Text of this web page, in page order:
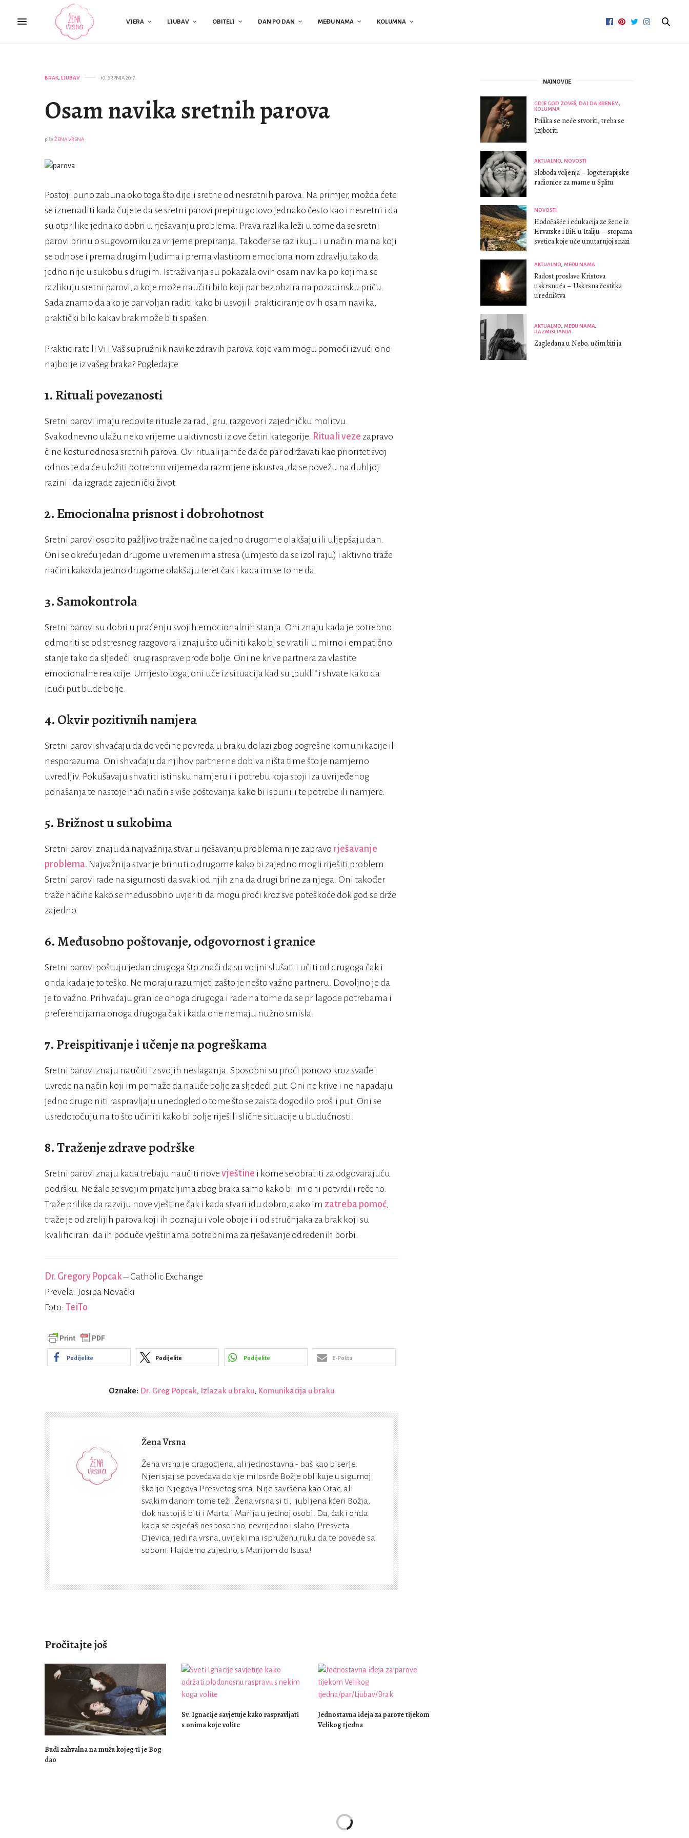
VJERA LJUBAV OBITELJ DAN PO DAN MEĐU NAMA KOLUMNA
BRAK, LJUBAV 10. SRPNJA 2017.
Osam navika sretnih parova
piše ŽENA VRSNA
Postoji puno zabuna oko toga što dijeli sretne od nesretnih parova. Na primjer, možda ćete
se iznenaditi kada čujete da se sretni parovi prepiru gotovo jednako često kao i nesretni i da
su otprilike jednako dobri u rješavanju problema. Prava razlika leži u tome da se sretni
parovi brinu o sugovorniku za vrijeme prepiranja. Također se razlikuju i u načinima na koji
se odnose i prema drugim ljudima i prema vlastitom emocionalnom zdravlju tako da
jedno nije u sukobu s drugim. Istraživanja su pokazala ovih osam navika po kojima se
razlikuju sretni parovi, a koje može naučiti bilo koji par bez obzira na pozadinsku priču.
Sada znamo da ako je par voljan raditi kako bi usvojili prakticiranje ovih osam navika,
praktički bilo kakav brak može biti spašen.
Prakticirate li Vi i Vaš supružnik navike zdravih parova koje vam mogu pomoći izvući ono
najbolje iz vašeg braka? Pogledajte.
1. Rituali povezanosti
Sretni parovi imaju redovite rituale za rad, igru, razgovor i zajedničku molitvu.
Svakodnevno ulažu neko vrijeme u aktivnosti iz ove četiri kategorije. Rituali veze zapravo
čine kostur odnosa sretnih parova. Ovi rituali jamče da će par održavati kao prioritet svoj
odnos te da će uložiti potrebno vrijeme da razmijene iskustva, da se povežu na dubljoj
razini i da izgrade zajednički život.
2. Emocionalna prisnost i dobrohotnost
Sretni parovi osobito pažljivo traže načine da jedno drugome olakšaju ili uljepšaju dan.
Oni se okreću jedan drugome u vremenima stresa (umjesto da se izoliraju) i aktivno traže
načini kako da jedno drugome olakšaju teret čak i kada im se to ne da.
3. Samokontrola
Sretni parovi su dobri u praćenju svojih emocionalnih stanja. Oni znaju kada je potrebno
odmoriti se od stresnog razgovora i znaju što učiniti kako bi se vratili u mirno i empatično
stanje tako da sljedeći krug rasprave prođe bolje. Oni ne krive partnera za vlastite
emocionalne reakcije. Umjesto toga, oni uče iz situacija kad su „pukli“ i shvate kako da
idući put bude bolje.
4. Okvir pozitivnih namjera
Sretni parovi shvaćaju da do većine povreda u braku dolazi zbog pogrešne komunikacije ili
nesporazuma. Oni shvaćaju da njihov partner ne dobiva ništa time što je namjerno
uvredljiv. Pokušavaju shvatiti istinsku namjeru ili potrebu koja stoji iza uvrijeđenog
ponašanja te nastoje naći način s više poštovanja kako bi ispunili te potrebe ili namjere.
5. Brižnost u sukobima
Sretni parovi znaju da najvažnija stvar u rješavanju problema nije zapravo rješavanje
problema. Najvažnija stvar je brinuti o drugome kako bi zajedno mogli riješiti problem.
Sretni parovi rade na sigurnosti da svaki od njih zna da drugi brine za njega. Oni također
traže načine kako se međusobno uvjeriti da mogu proći kroz sve poteškoće dok god se drže
zajedno.
6. Međusobno poštovanje, odgovornost i granice
Sretni parovi poštuju jedan drugoga što znači da su voljni slušati i učiti od drugoga čak i
onda kada je to teško. Ne moraju razumjeti zašto je nešto važno partneru. Dovoljno je da
je to važno. Prihvaćaju granice onoga drugoga i rade na tome da se prilagode potrebama i
preferencijama onoga drugoga čak i kada one nemaju nužno smisla.
7. Preispitivanje i učenje na pogreškama
Sretni parovi znaju naučiti iz svojih neslaganja. Sposobni su proći ponovo kroz svađe i
uvrede na način koji im pomaže da nauče bolje za sljedeći put. Oni ne krive i ne napadaju
jedno drugo niti raspravljaju unedogled o tome što se zaista dogodilo prošli put. Oni se
usredotočuju na to što učiniti kako bi bolje riješili slične situacije u budućnosti.
8. Traženje zdrave podrške
Sretni parovi znaju kada trebaju naučiti nove vještine i kome se obratiti za odgovarajuću
podršku. Ne žale se svojim prijateljima zbog braka samo kako bi im oni potvrdili rečeno.
Traže prilike da razviju nove vještine čak i kada stvari idu dobro, a ako im zatreba pomoć,
traže je od zrelijih parova koji ih poznaju i vole oboje ili od stručnjaka za brak koji su
kvalificirani da ih poduče vještinama potrebnima za rješavanje određenih borbi.
Dr. Gregory Popcak– Catholic Exchange
Prevela: Josipa Novački
Foto: TeiTo
Podijelite Podijelite Podijelite E-Pošta
Oznake: Dr. Greg Popcak, Izlazak u braku, Komunikacija u braku
Žena Vrsna
Žena vrsna je dragocjena, ali jednostavna - baš kao biserje.
Njen sjaj se povećava dok je milosrđe Božje oblikuje u sigurnoj
školjci Njegova Presvetog srca. Nije savršena kao Otac, ali
svakim danom tome teži. Žena vrsna si ti, ljubljena kćeri Božja,
dok nastojiš biti i Marta i Marija u jednoj osobi. Da, čak i onda
kada se osjećaš nesposobno, nevrijedno i slabo. Presveta
Djevica, jedina vrsna, uvijek ima ispruženu ruku da te povede sa
sobom. Hajdemo zajedno, s Marijom do Isusa!
Pročitajte još
Budi zahvalna na mužu kojeg ti je Bog
dao
Sv. Ignacije savjetuje kako raspravljati
s onima koje volite
Jednostavna ideja za parove tijekom
Velikog tjedna
NAJNOVIJE
GDJE GOD ZOVEŠ, DAJ DA KRENEM,
KOLUMNA
Prilika se neće stvoriti, treba se
(iz)boriti
AKTUALNO, NOVOSTI
Sloboda voljenja – logoterapijske
radionice za mame u Splitu
NOVOSTI
Hodočašće i edukacija ze žene iz
Hrvatske i BiH u Italiju – stopama
svetica koje uče unutarnjoj snazi
AKTUALNO, MEĐU NAMA
Radost proslave Kristova
uskrsnuća – Uskrsna čestitka
uredništva
AKTUALNO, MEĐU NAMA,
RAZMIŠLJANJA
Zagledana u Nebo, učim biti ja